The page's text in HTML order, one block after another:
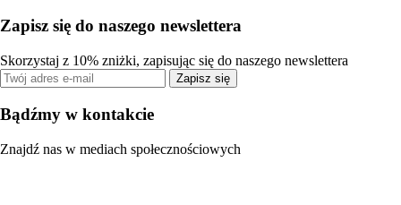
Zapisz się do naszego newslettera
Skorzystaj z 10% zniżki, zapisując się do naszego newslettera
Zapisz się
Bądźmy w kontakcie
Znajdź nas w mediach społecznościowych